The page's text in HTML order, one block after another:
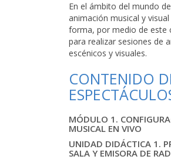
En el ámbito del mundo
animación musical y
forma, por medio de este
para realizar sesiones de
escénicos y visuales.
CONTENIDO
MÓDULO 1.
MUSICAL EN VIVO
UNIDAD DIDÁCTICA 1.
SALA Y EMISORA DE